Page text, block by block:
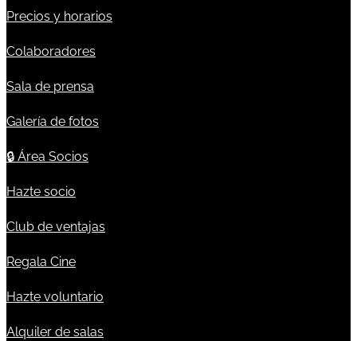
Precios y horarios
Colaboradores
Sala de prensa
Galería de fotos
🔒 Área Socios
Hazte socio
Club de ventajas
Regala Cine
Hazte voluntario
Alquiler de salas